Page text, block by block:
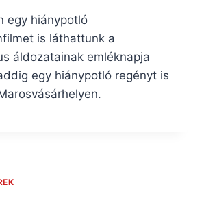
hiánypotló
is láthattunk a
áldozatainak emléknapja
egy hiánypotló regényt is